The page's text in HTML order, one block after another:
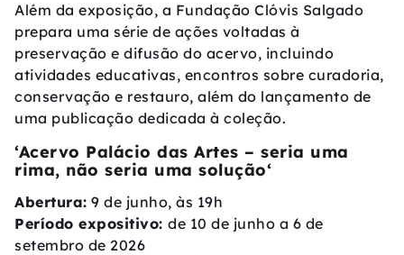
Além da exposição, a Fundação Clóvis Salgado
prepara uma série de ações voltadas à
preservação e difusão do acervo, incluindo
atividades educativas, encontros sobre curadoria,
conservação e restauro, além do lançamento de
uma publicação dedicada à coleção.
‘Acervo Palácio das Artes – seria uma
rima, não seria uma solução‘
Abertura: 9 de junho, às 19h
Período expositivo: de 10 de junho a 6 de
setembro de 2026